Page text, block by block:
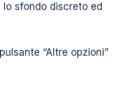
sfondo discreto ed
“Altre opzioni”